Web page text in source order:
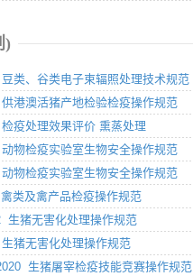
)
类、谷类电子束辐照处理技术规范
港澳活猪产地检验检疫操作规范
疫处理效果评价 熏蒸处理
物检疫实验室生物安全操作规范
物检疫实验室生物安全操作规范
类及禽产品检疫操作规范
生猪无害化处理操作规范
猪无害化处理操作规范
生猪屠宰检疫技能竞赛操作规范